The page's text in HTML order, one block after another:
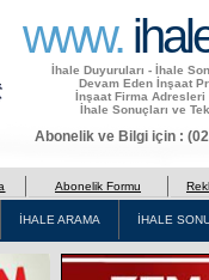
www.
İhale Duyuruları - İhale
Devam Eden İnşaat
İnşaat Firma
İhale Sonuçları ve
Abonelik ve Bilgi için :
Abonelik Formu
İHALE ARAMA İHALE